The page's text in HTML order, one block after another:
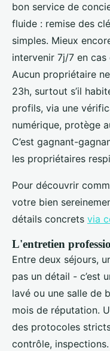
bon service de
fluide : remise des
simples. Mieux
intervenir 7j/7 en
Aucun propriétaire
23h, surtout s’il
profils, via une
numérique, protège
C’est gagnant-
les propriétaires
Pour découvrir
votre bien
détails concrets via
L'entretien
Entre deux séjours,
pas un détail - c’est
lavé ou une salle de
mois de réputation.
des protocoles
contrôle,